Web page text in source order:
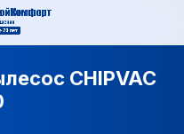
CHIPVAC